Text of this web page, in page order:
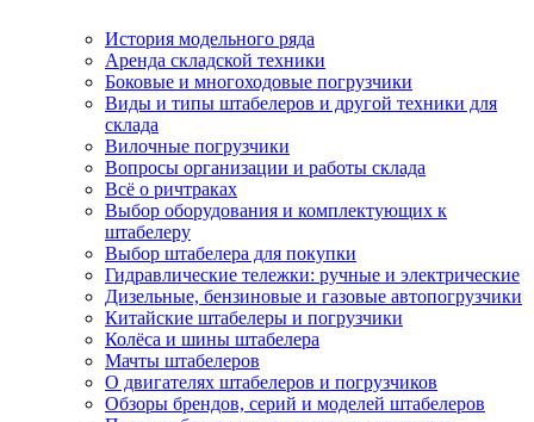
История модельного ряда
Аренда складской техники
Боковые и многоходовые погрузчики
Виды и типы штабелеров и другой техники для
склада
Вилочные погрузчики
Вопросы организации и работы склада
Всё о ричтраках
Выбор оборудования и комплектующих к
штабелеру
Выбор штабелера для покупки
Гидравлические тележки: ручные и электрические
Дизельные, бензиновые и газовые автопогрузчики
Китайские штабелеры и погрузчики
Колёса и шины штабелера
Мачты штабелеров
О двигателях штабелеров и погрузчиков
Обзоры брендов, серий и моделей штабелеров